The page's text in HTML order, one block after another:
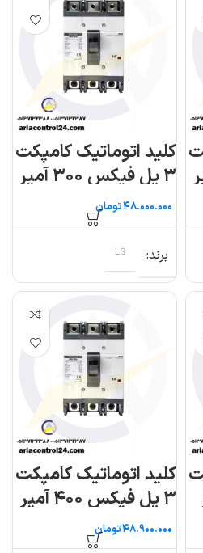
کلید اتوماتیک کامپکت
۳ پل فیکس ۳۰۰ آمپر
(متاسول) ال اس
تومان
برند LS
کلید اتوماتیک کامپکت
۳ پل فیکس ۴۰۰ آمپر
(متاسول) ال اس
تومان